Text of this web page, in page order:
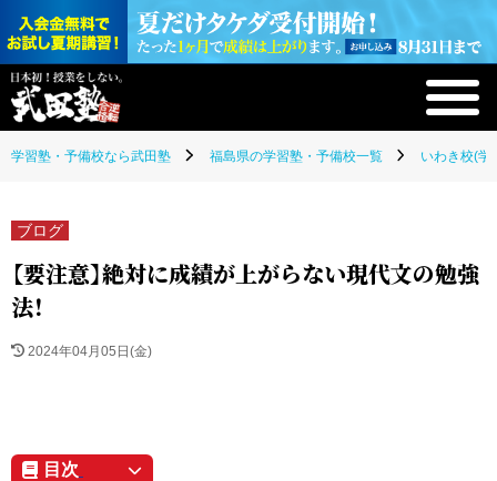
学習塾・予備校なら武田塾 福島県の学習塾・予備校一覧 いわき校(学
ブログ
【要注意】絶対に成績が上がらない現代文の勉強
法！
2024年04月05日(金)
目次